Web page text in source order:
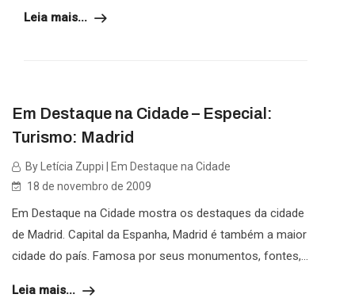
Leia mais...
Em Destaque na Cidade – Especial:
Turismo: Madrid
By Letícia Zuppi | Em Destaque na Cidade
18 de novembro de 2009
Em Destaque na Cidade mostra os destaques da cidade
de Madrid. Capital da Espanha, Madrid é também a maior
cidade do país. Famosa por seus monumentos, fontes,...
Leia mais...